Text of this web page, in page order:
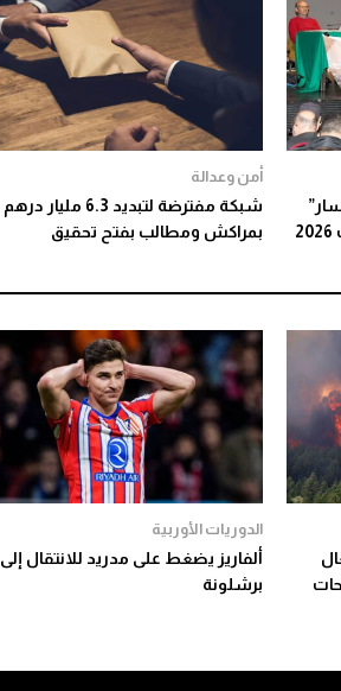
أمن وعدالة
شبكة مفترضة لتبديد 6.3 مليار درهم
بمراكش ومطالب بفتح تحقيق
الدوريات الأوربية
ألفاريز يضغط على مدريد للانتقال إلى
برشلونة